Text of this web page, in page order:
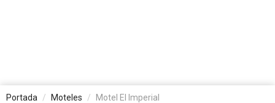
Portada Moteles Motel El Imperial